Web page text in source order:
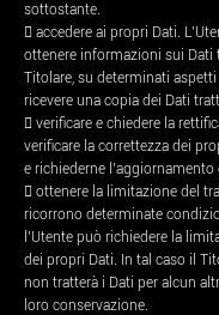
sottostante.
 accedere ai propri Dati.
ottenere informazioni sui Dati
Titolare, su determinati
ricevere una copia dei Dati
 verificare e chiedere la
verificare la correttezza dei
e richiederne l’aggiornamento
 ottenere la limitazione del
ricorrono determinate
l’Utente può richiedere la
dei propri Dati. In tal caso il
non tratterà i Dati per alcun
loro conservazione.